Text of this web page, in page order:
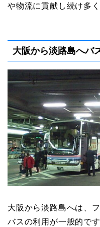
や物流に貢献し続け多
大阪から淡路島へバ
大阪から淡路島へは、
バスの利用が一般的です